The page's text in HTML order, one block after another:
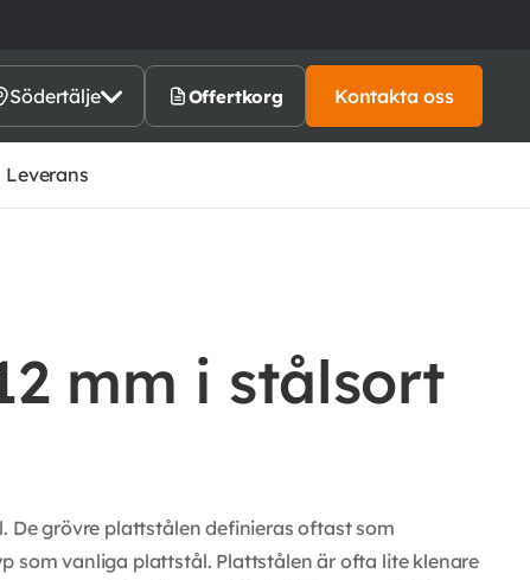
Södertälje Offertkorg Kontakta oss
Leverans
mm i stålsort
De grövre plattstålen definieras oftast som
som vanliga plattstål. Plattstålen är ofta lite klenare